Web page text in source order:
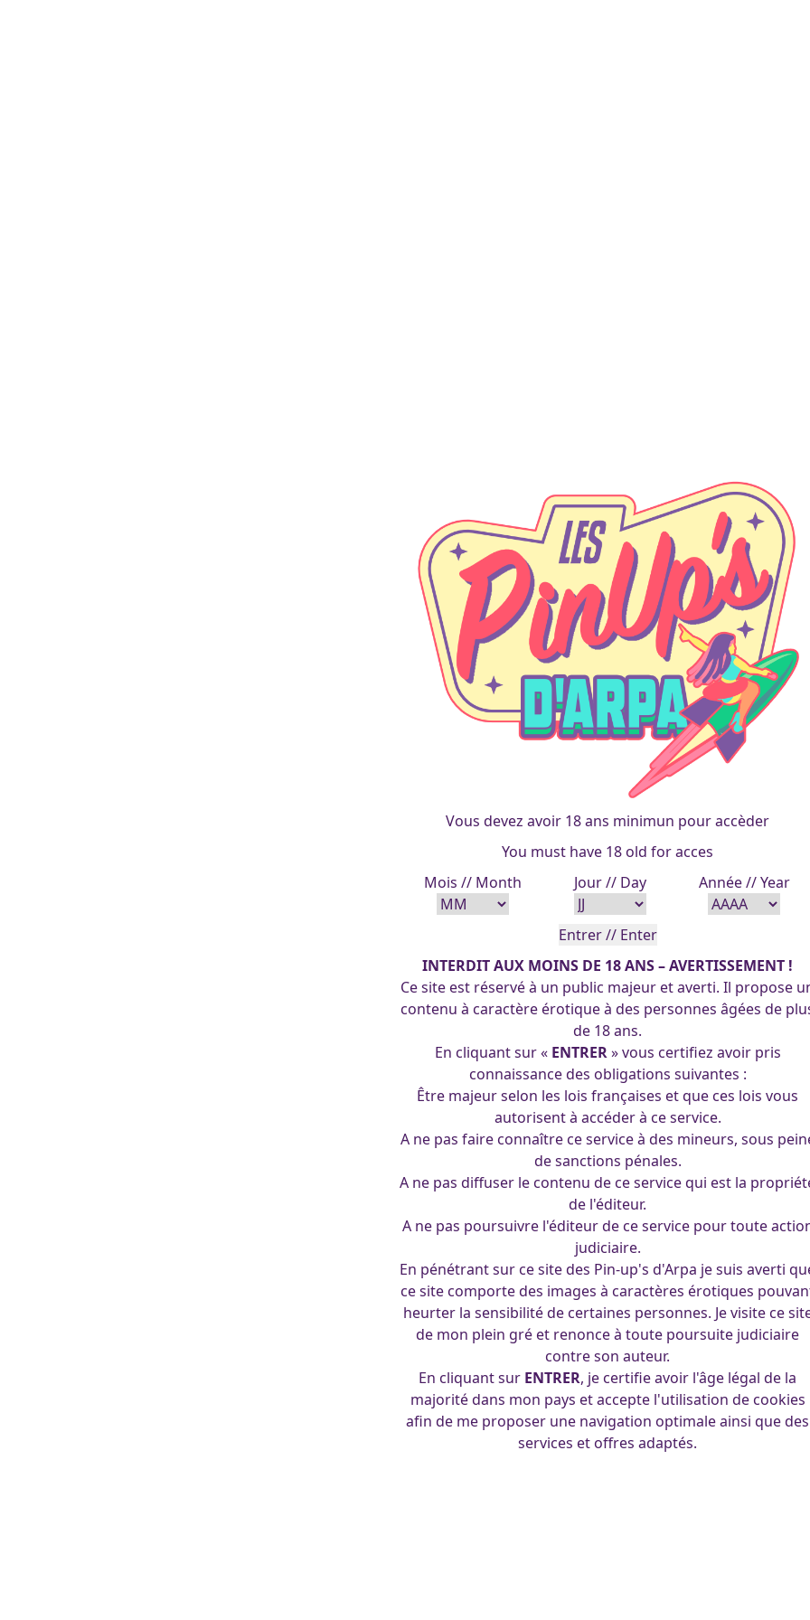
Vous devez avoir 18 ans minimun pour accèder
You must have 18 old for acces
Mois // Month
Jour // Day Année // Year
INTERDIT AUX MOINS DE 18 ANS – AVERTISSEMENT !
Ce site est réservé à un public majeur et averti. Il propose
contenu à caractère érotique à des personnes âgées de
de 18 ans.
En cliquant sur « ENTRER» vous certifiez avoir pris
connaissance des obligations suivantes :
Être majeur selon les lois françaises et que ces lois vous
autorisent à accéder à ce service.
A ne pas faire connaître ce service à des mineurs, sous
de sanctions pénales.
A ne pas diffuser le contenu de ce service qui est la
de l'éditeur.
A ne pas poursuivre l'éditeur de ce service pour toute
judiciaire.
En pénétrant sur ce site des Pin-up's d'Arpa je suis averti
ce site comporte des images à caractères érotiques
heurter la sensibilité de certaines personnes. Je visite ce
de mon plein gré et renonce à toute poursuite judiciaire
contre son auteur.
En cliquant sur ENTRER, je certifie avoir l'âge légal de la
majorité dans mon pays et accepte l'utilisation de cookies
afin de me proposer une navigation optimale ainsi que des
services et offres adaptés.